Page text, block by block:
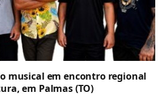
musical em encontro regional
em Palmas (TO)